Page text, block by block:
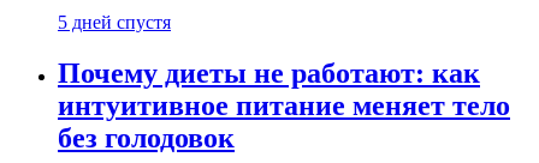
5 дней спустя
Почему диеты не работают: как
интуитивное питание меняет тело
без голодовок